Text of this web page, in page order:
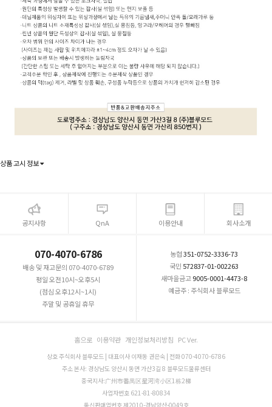
상품 고시 정보
공지사항 QnA 이용안내 회사소개
070-4070-6786
배송 및 재고문의 070-4070-6789
평일 오전10시~오후5시
(점심 오후12시~1시)
주말 및 공휴일 휴무
농협351-0752-3336-73
국민 572837-01-002263
새마을금고9005-0001-4473-8
예금주 : 주식회사 블루모드
홈으로 이용약관 개인정보처리방침 PC Ver.
상호 주식회사 블루모드 | 대표이사 이재동 권은숙 | 전화 070-4070-6786
주소 본사: 경상남도 양산시 동면 가산3길 8 블루모드물류센터
중국지사:广州市番禺区星河湾小区1栋2梯
사업자번호 621-81-80834
통신판매업번호 제2010-경남양산-0049호